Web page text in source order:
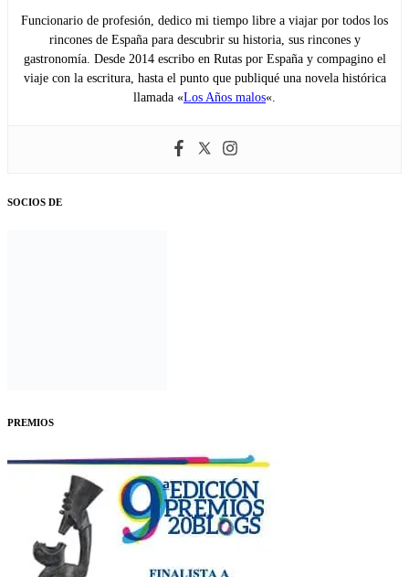
Funcionario de profesión, dedico mi tiempo libre a viajar por todos los
rincones de España para descubrir su historia, sus rincones y
gastronomía. Desde 2014 escribo en Rutas por España y compagino el
viaje con la escritura, hasta el punto que publiqué una novela histórica
llamada «Los Años malos«.
SOCIOS DE
PREMIOS